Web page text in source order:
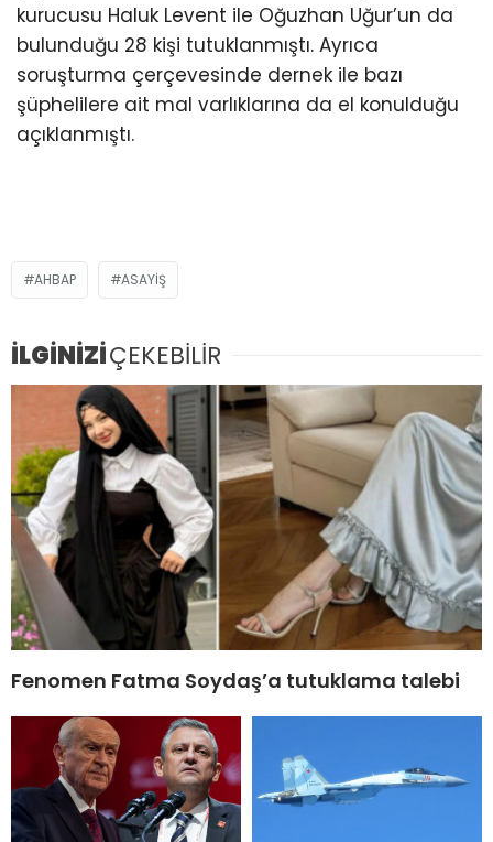
kurucusu Haluk Levent ile Oğuzhan Uğur’un da
bulunduğu 28 kişi tutuklanmıştı. Ayrıca
soruşturma çerçevesinde dernek ile bazı
şüphelilere ait mal varlıklarına da el konulduğu
açıklanmıştı.
AHBAP ASAYIŞ
İLGİNİZİÇEKEBİLİR
Fenomen Fatma Soydaş’a tutuklama talebi